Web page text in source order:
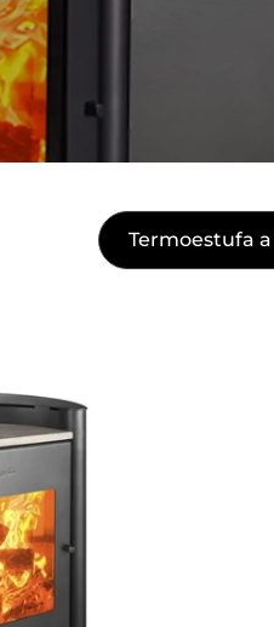
Termoestufa